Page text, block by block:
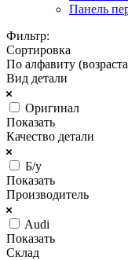
Панель
Фильтр:
Сортировка
По алфавиту
Вид детали
Оригинал
Показать
Качество детали
Б/у
Показать
Производитель
Audi
Показать
Склад